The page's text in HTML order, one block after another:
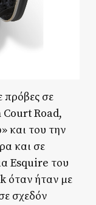
πρόβες σε
Court Road,
και του την
και σε
Esquire του
όταν ήταν με
σχεδόν